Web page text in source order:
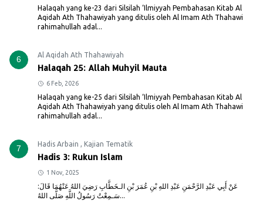
Halaqah yang ke-23 dari Silsilah ‘Ilmiyyah Pembahasan Kitab Al
Aqidah Ath Thahawiyah yang ditulis oleh Al Imam Ath Thahawi
rahimahullah adal...
6 Al Aqidah Ath Thahawiyah
Halaqah 25: Allah Muhyil Mauta
6 Feb, 2026
Halaqah yang ke-25 dari Silsilah ‘Ilmiyyah Pembahasan Kitab Al
Aqidah Ath Thahawiyah yang ditulis oleh Al Imam Ath Thahawi
rahimahullah adal...
7 Hadis Arbain , Kajian Tematik
Hadis 3: Rukun Islam
1 Nov, 2025
عَنْ أَبِي عَبْدِ الرَّحْمَنِ عَبْدِ اللهِ بْنِ عُمَرَ بْنِ الـخَطَّابِ رَضِيَ اللهُ عَنْهُمَا قَالَ:
سَـمِعْتُ رَسُولُ اللَّهِ صَلَّى اللهُ...